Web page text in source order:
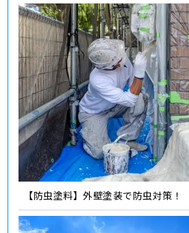
【防虫塗料】外壁塗装で防虫対策！